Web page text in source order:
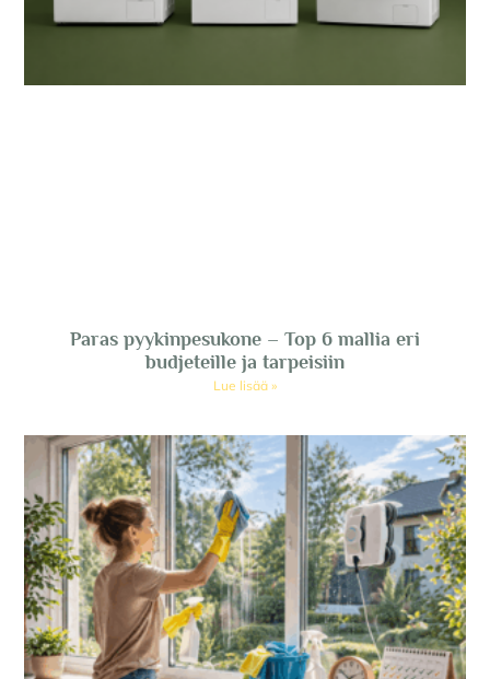
Paras pyykinpesukone – Top 6 mallia eri
budjeteille ja tarpeisiin
Lue lisää »